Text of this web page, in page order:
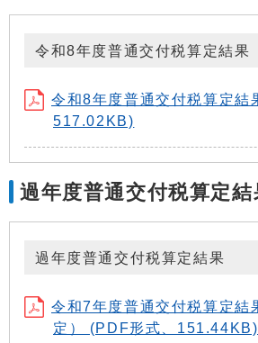
令和8年度普通交付税算定結果
令和8年度普通交付税算定結
517.02KB)
過年度普通交付税算定
過年度普通交付税算定結果
令和7年度普通交付税算定結
定） (PDF形式、151.44KB)